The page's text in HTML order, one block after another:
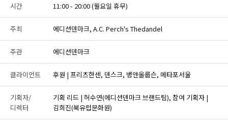
시간 11:00 - 20:00 (월요일 휴무)
주최 에디션덴마크, A.C. Perch's Thedandel
주관 에디션덴마크
클라이언트 후원 | 프리츠한센, 덴스크, 뱅앤올룹슨, 메타포서울
기획자/
디렉터
기획 리드 | 허수연(에디션덴마크 브랜드팀), 참여 기획자 |
김희진(북유럽문화원)